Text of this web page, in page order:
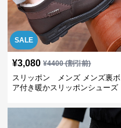
SALE
¥3,080 ¥4400(割引前)
スリッポン メンズ メンズ裏ボ
ア付き暖かスリッポンシューズ